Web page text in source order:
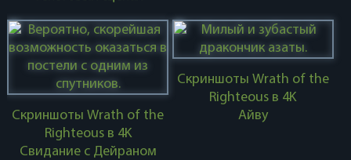
Скриншоты Wrath of the
Righteous в 4K
Свидание с Дейраном
Скриншоты Wrath of the
Righteous в 4K
Айву